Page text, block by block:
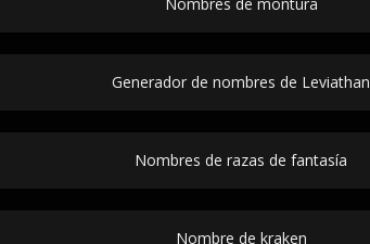
Generador de nombres de Leviathan
Nombres de razas de fantasía
Nombre de kraken